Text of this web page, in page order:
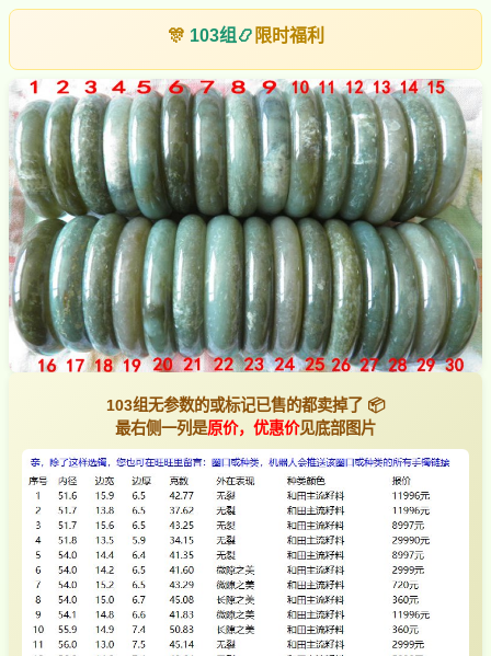
🎊 103组 📿 限时福利
103组无参数的或标记已售的都卖掉了 📦
最右侧一列是原价，优惠价见底部图片